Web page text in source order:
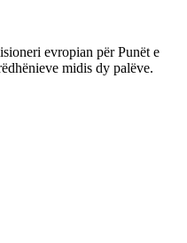
evropian për Punët e
midis dy palëve.